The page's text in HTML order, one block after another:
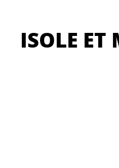
ISOLE ET